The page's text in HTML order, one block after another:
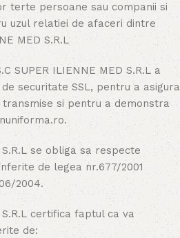
terte persoane sau companii si
uzul relatiei de afaceri dintre
MED S.R.L
SUPER ILIENNE MED S.R.L a
securitate SSL, pentru a asigura
si pentru a demonstra
S.R.L se obliga sa respecte
de legea nr.677/2001
2004.
S.R.L certifica faptul ca va
de: